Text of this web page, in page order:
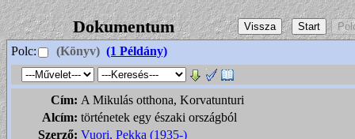
Dokumentum
Polc: (Könyv) (1 Példány)
Cím: A Mikulás otthona, Korvatunturi
Alcím: történetek egy északi országból
Szerző: Vuori, Pekka (1935-)